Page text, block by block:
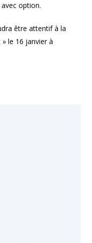
option.
être attentif à la
le 16 janvier à